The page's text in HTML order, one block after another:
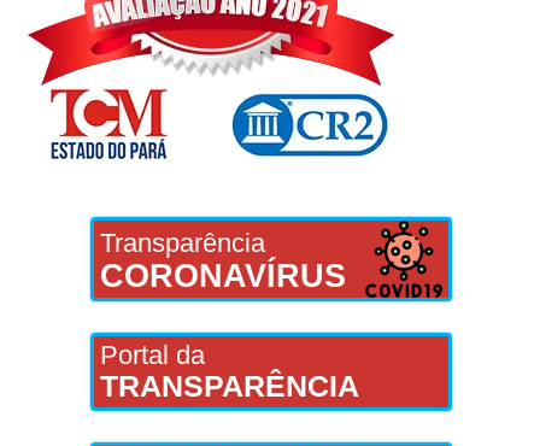
Transparência
CORONAVÍRUS
Portal da
TRANSPARÊNCIA